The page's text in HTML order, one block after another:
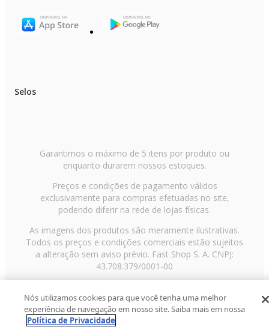
Selos
Garantimos o máximo de 5 itens por produto ou
enquanto durarem nossos estoques.
Preços e condições de pagamento válidos
exclusivamente para compras efetuadas no site,
podendo diferir na rede de lojas físicas.
As imagens dos produtos são meramente ilustrativas.
Todos os preços e condições comerciais estão sujeitos
a alteração sem aviso prévio. Fast Shop S. A. CNPJ:
43.708.379/0001-00
Paulo/SP, CEP 02029-001, Telefone: 11 3003-3728 ©
2013 Fast Shop - Todos os direitos reservadosRF
Nós utilizamos cookies para que você tenha uma melhor
experiência de navegação em nosso site. Saiba mais em nossa
Política de Privacidade